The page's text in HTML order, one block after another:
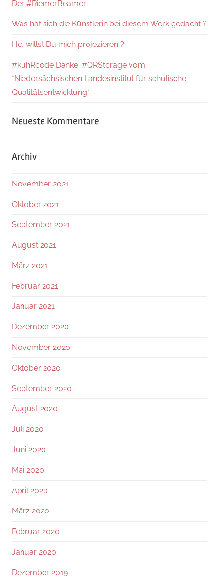
Der #RiemerBeamer
Was hat sich die Künstlerin bei diesem Werk gedacht ?
He, willst Du mich projezieren ?
#kuhRcode Danke: #QRStorage vom
*Niedersächsischen Landesinstitut für schulische
Qualitätsentwicklung*
Neueste Kommentare
Archiv
November 2021
Oktober 2021
September 2021
August 2021
März 2021
Februar 2021
Januar 2021
Dezember 2020
November 2020
Oktober 2020
September 2020
August 2020
Juli 2020
Juni 2020
Mai 2020
April 2020
März 2020
Februar 2020
Januar 2020
Dezember 2019